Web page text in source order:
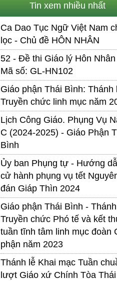
Tin xem nhiều nhất
Ca Dao Tục Ngữ Việt Nam
lọc - Chủ đề HÔN NHÂN
52 - Đề thi Giáo lý Hôn
Mã số: GL-HN102
Giáo phận Thái Bình: Thánh
Truyền chức linh mục năm
Lịch Công Giáo. Phụng Vụ
C (2024-2025) - Giáo Phận
Bình
Ủy ban Phụng tự - Hướng
cử hành phụng vụ tết
đán Giáp Thìn 2024
Giáo phận Thái Bình -
Truyền chức Phó tế và kết
tuần tĩnh tâm linh mục đoàn
phận năm 2023
Thánh lễ Khai mạc Tuần
lượt Giáo xứ Chính Tòa Thái